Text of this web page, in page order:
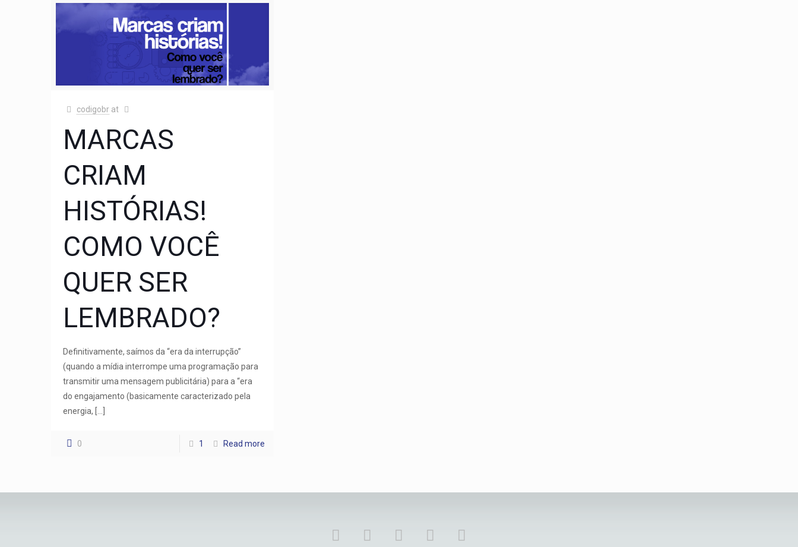
codigobr at
MARCAS
CRIAM
HISTÓRIAS!
COMO VOCÊ
QUER SER
LEMBRADO?
Definitivamente, saímos da “era da interrupção”
(quando a mídia interrompe uma programação para
transmitir uma mensagem publicitária) para a “era
do engajamento (basicamente caracterizado pela
energia,
0 1 Read more